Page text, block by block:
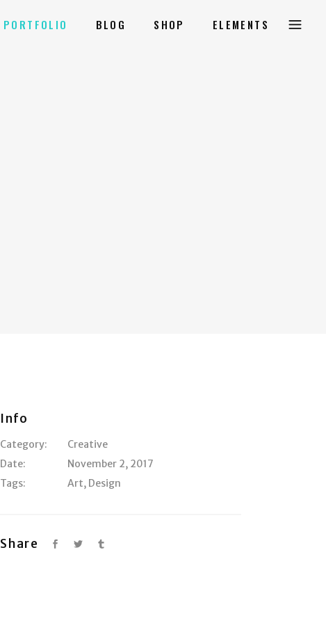
PORTFOLIO BLOG SHOP ELEMENTS
Info
Category:
Creative
Date:
November 2, 2017
Tags:
Art, Design
Share